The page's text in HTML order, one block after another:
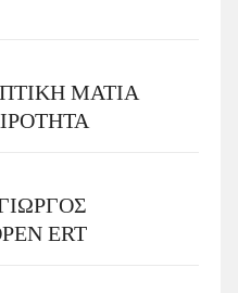
ΜΑΤΙΑ
ERT